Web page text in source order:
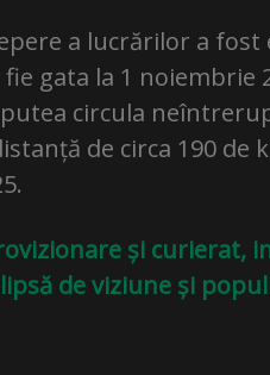
a lucrărilor a fost
gata la 1 noiembrie
circula
de circa 190
și curierat,
de viziune și